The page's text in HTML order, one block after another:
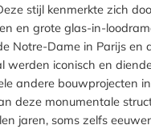
stijl kenmerkte zich
en grote glas-in-
Notre-Dame in Parijs en
werden iconisch en
andere bouwprojecten
deze monumentale
jaren, soms zelfs